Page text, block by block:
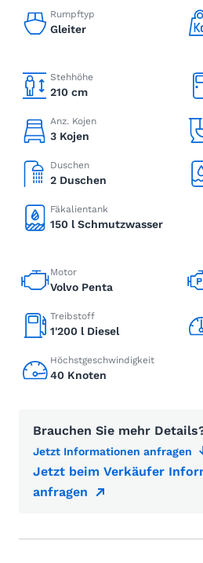
Rumpftyp
Gleiter
Stehhöhe
210 cm
Anz. Kojen
3 Kojen
Duschen
2 Duschen
Fäkalientank
150 l Schmutzwasser
Motor
Volvo Penta
Treibstoff
1'200 l Diesel
Höchstgeschwindigkeit
40 Knoten
Brauchen Sie mehr
Jetzt Informationen anfragen
Jetzt beim Verkäufer
anfragen